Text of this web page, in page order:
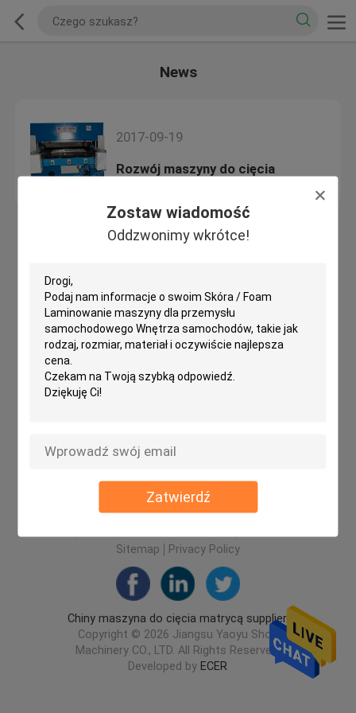
Zostaw wiadomość
Oddzwonimy wkrótce!
Zatwierdź
News
2017-09-19
Rozwój maszyny do cięcia
Sitemap
Privacy Policy
Chiny maszyna do cięcia matrycą supplier.
Copyright © 2026 Jiangsu Yaoyu Shoe
Machinery CO., LTD. All Rights Reserved.
Developed by ECER